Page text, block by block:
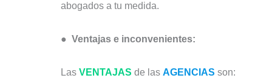
abogados a tu medida.
● Ventajas e inconvenientes:
Las VENTAJAS de las AGENCIAS son: